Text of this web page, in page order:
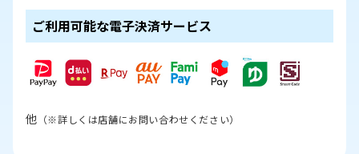
ご利用可能な電子決済サービス
他 （※詳しくは店舗にお問い合わせください）